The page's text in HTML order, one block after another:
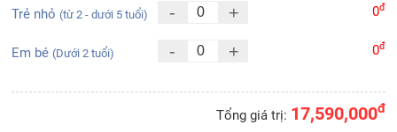
Trẻ nhỏ(từ 2 - dưới 5 tuổi) - + 0đ
Em bé(Dưới 2 tuổi) - + 0đ
Tổng giá trị: 17,590,000đ